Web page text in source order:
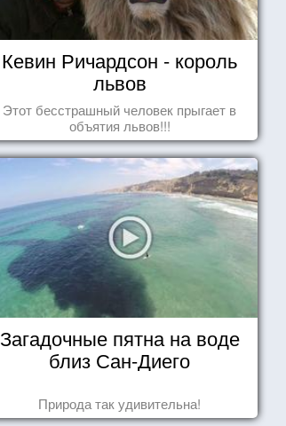
Кевин Ричардсон - король
львов
Этот бесстрашный человек прыгает в
объятия львов!!!
Загадочные пятна на воде
близ Сан-Диего
Природа так удивительна!